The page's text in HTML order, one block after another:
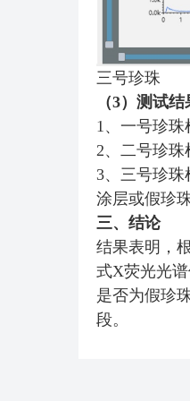
三号珍珠
（3）测试
1、一号珍珠
2、二号珍珠
3、三号珍珠
涂层或假珍
三、结论
结果表明，
式X荧光光
是否为假珍
段。